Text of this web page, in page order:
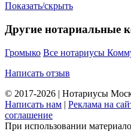
Показать/скрыть
Другие нотариальные
Громыко Все нотариусы
Написать отзыв
© 2017-2026 | Нотариусы
Написать нам | Реклама на
соглашение
При использовании